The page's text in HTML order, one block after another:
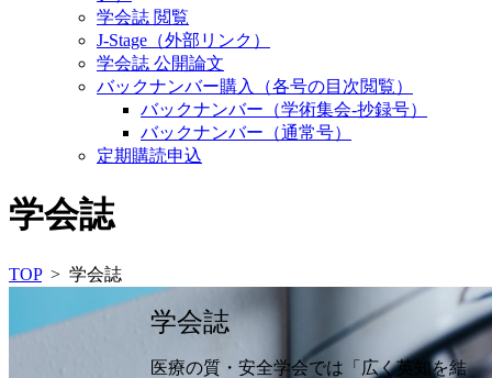
学会誌 閲覧
J-Stage（外部リンク）
学会誌 公開論文
バックナンバー購入（各号の目次閲覧）
バックナンバー（学術集会-抄録号）
バックナンバー（通常号）
定期購読申込
学会誌
TOP> 学会誌
学会誌
医療の質・安全学会では「広く英知を結